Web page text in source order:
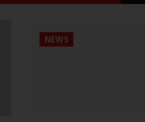
NEWS